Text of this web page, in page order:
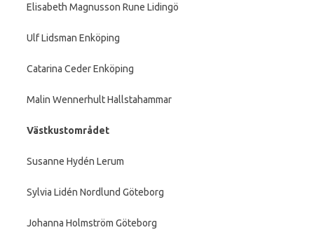
Elisabeth Magnusson Rune Lidingö
Ulf Lidsman Enköping
Catarina Ceder Enköping
Malin Wennerhult Hallstahammar
Västkustområdet
Susanne Hydén Lerum
Sylvia Lidén Nordlund Göteborg
Johanna Holmström Göteborg